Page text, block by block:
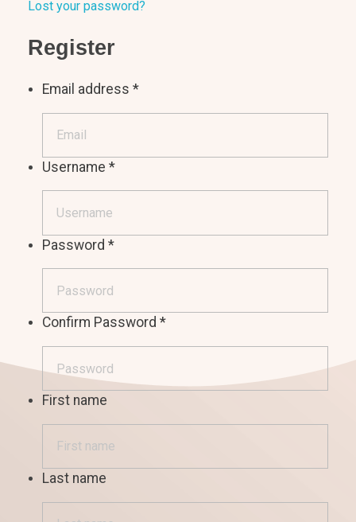
Lost your password?
Register
Email address *
Username *
Password *
Confirm Password *
First name
Last name